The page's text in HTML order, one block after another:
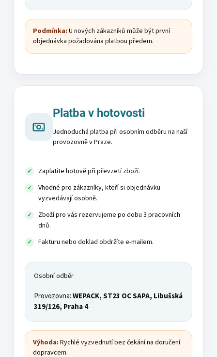
Podmínka: U nových zákazníků může být první
objednávka požadována platbou předem.
Platba v hotovosti
Jednoduchá platba při osobním odběru na naší
provozovně v Praze.
Zaplatíte hotově při převzetí zboží.
Vhodné pro zákazníky, kteří si objednávku
vyzvedávají osobně.
Zboží pro vás rezervujeme po dobu 3 pracovních
dnů.
Fakturu nebo doklad obdržíte e-mailem.
Osobní odběr
Provozovna:WEPACK, ST23 OC SAPA, Libušská
319/126, Praha 4
Výhoda: Rychlé vyzvednutí bez čekání na doručení
dopravcem.